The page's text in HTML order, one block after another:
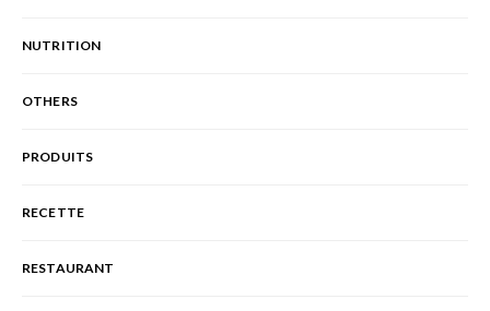
NUTRITION
OTHERS
PRODUITS
RECETTE
RESTAURANT